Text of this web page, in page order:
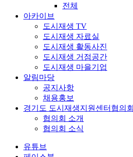
전체
아카이브
도시재생 TV
도시재생 자료실
도시재생 활동사진
도시재생 거점공간
도시재생 마을기업
알림마당
공지사항
채용홍보
경기도 도시재생지원센터협의회
협의회 소개
협의회 소식
유튜브